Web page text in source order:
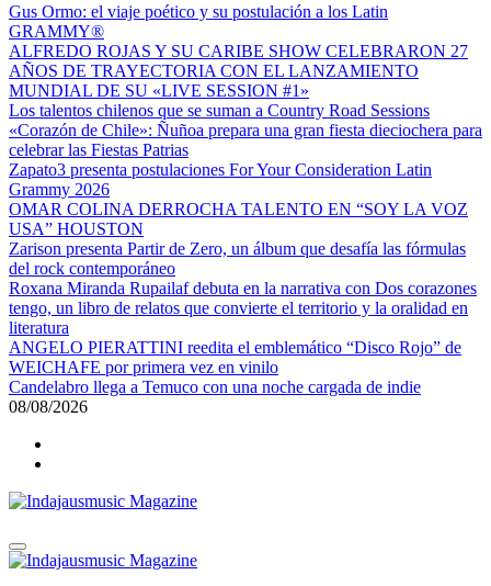
Gus Ormo: el viaje poético y su postulación a los Latin
GRAMMY®
ALFREDO ROJAS Y SU CARIBE SHOW CELEBRARON 27
AÑOS DE TRAYECTORIA CON EL LANZAMIENTO
MUNDIAL DE SU «LIVE SESSION #1»
Los talentos chilenos que se suman a Country Road Sessions
«Corazón de Chile»: Ñuñoa prepara una gran fiesta dieciochera para
celebrar las Fiestas Patrias
Zapato3 presenta postulaciones For Your Consideration Latin
Grammy 2026
OMAR COLINA DERROCHA TALENTO EN “SOY LA VOZ
USA” HOUSTON
Zarison presenta Partir de Zero, un álbum que desafía las fórmulas
del rock contemporáneo
Roxana Miranda Rupailaf debuta en la narrativa con Dos corazones
tengo, un libro de relatos que convierte el territorio y la oralidad en
literatura
ANGELO PIERATTINI reedita el emblemático “Disco Rojo” de
WEICHAFE por primera vez en vinilo
Candelabro llega a Temuco con una noche cargada de indie
08/08/2026